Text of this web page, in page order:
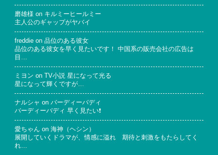
磨雄様 on キルミーヒールミー
主人公のギャップがヤバイ
freddie on 品位のある彼女
品位のある彼女を早く見たいです！ 中国系の販売会社の広告は
目…
ミヨン on
TV小説 星になって光る
星になって輝くですが…
ナルシャ on バーディーバディ
バーディーバディ 早く見たい❗
愛ちゃん on 海神（ヘシン）
展開していくドラマが、情感に溢れ 期待と刺激をもたらしてく
れ…